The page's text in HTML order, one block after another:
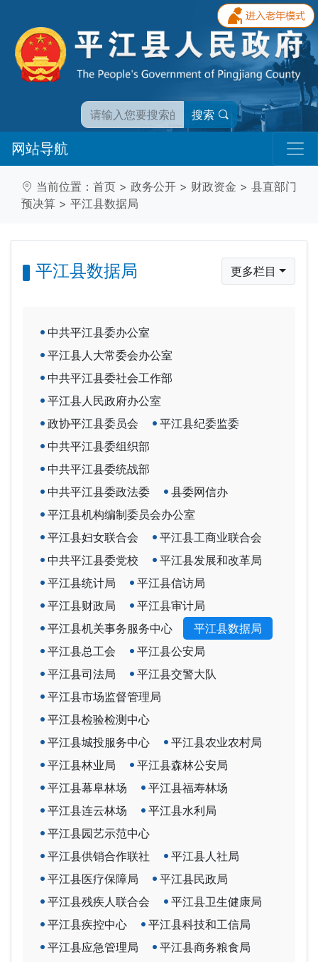
搜索
网站导航
当前位置： 首页 > 政务公开 > 财政资金 > 县直部门
预决算 > 平江县数据局
平江县数据局 更多栏目
中共平江县委办公室
平江县人大常委会办公室
中共平江县委社会工作部
平江县人民政府办公室
政协平江县委员会
平江县纪委监委
中共平江县委组织部
中共平江县委统战部
中共平江县委政法委
县委网信办
平江县机构编制委员会办公室
平江县妇女联合会
平江县工商业联合会
中共平江县委党校
平江县发展和改革局
平江县统计局
平江县信访局
平江县财政局
平江县审计局
平江县机关事务服务中心
平江县数据局
平江县总工会
平江县公安局
平江县司法局
平江县交警大队
平江县市场监督管理局
平江县检验检测中心
平江县城投服务中心
平江县农业农村局
平江县林业局
平江县森林公安局
平江县幕阜林场
平江县福寿林场
平江县连云林场
平江县水利局
平江县园艺示范中心
平江县供销合作联社
平江县人社局
平江县医疗保障局
平江县民政局
平江县残疾人联合会
平江县卫生健康局
平江县疾控中心
平江县科技和工信局
平江县应急管理局
平江县商务粮食局